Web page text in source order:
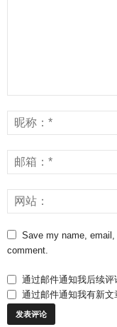
Save my name, email,
comment.
通过邮件通知我后续评
通过邮件通知我有新文